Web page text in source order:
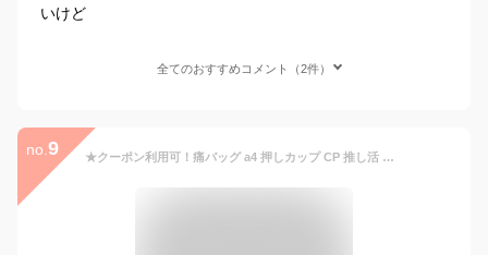
いけど
全てのおすすめコメント（2件）
no. 9 ★クーポン利用可！痛バッグ a4 押しカップ CP 推し活 バッグ 痛バッグ ぬいぐるみ 透明 バッグ 痛バ ショルダーバッグ リュック ハンド 3way 痛バッグ a4 痛バッグ おしゃれ 韓国 可愛い ぬい バッグ ぬいぐるみ 透明 ポーチ オタク 夏コミ イベント ぬいぐるみ お出かけ